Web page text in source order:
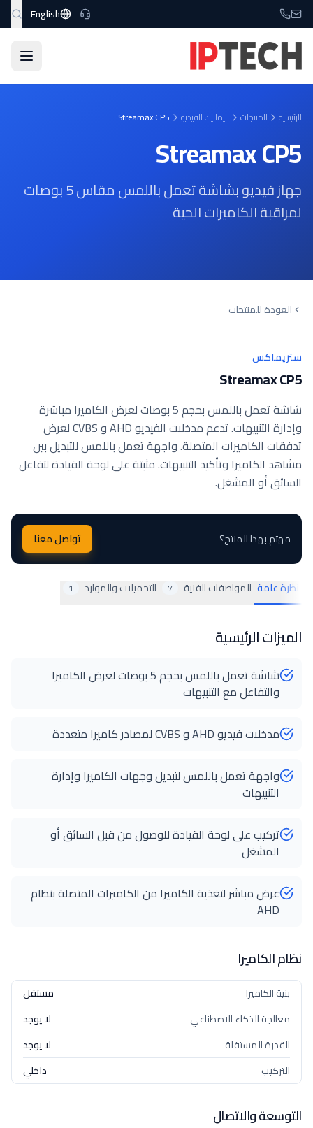
انتقل إلى المحتوى الرئيسي English
الرئيسية المنتجات تليماتيك الفيديو Streamax CP5
Streamax CP5
جهاز فيديو بشاشة تعمل باللمس مقاس 5 بوصات
لمراقبة الكاميرات الحية
العودة للمنتجات
ستريماكس
Streamax CP5
شاشة تعمل باللمس بحجم 5 بوصات لعرض الكاميرا مباشرة
وإدارة التنبيهات. تدعم مدخلات الفيديو AHD و CVBS لعرض
تدفقات الكاميرات المتصلة. واجهة تعمل باللمس للتبديل بين
مشاهد الكاميرا وتأكيد التنبيهات. مثبتة على لوحة القيادة لتفاعل
السائق أو المشغل.
مهتم بهذا المنتج؟ تواصل معنا
نظرة عامة المواصفات الفنية 7 التحميلات والموارد 1
الميزات الرئيسية
شاشة تعمل باللمس بحجم 5 بوصات لعرض الكاميرا
والتفاعل مع التنبيهات
مدخلات فيديو AHD و CVBS لمصادر كاميرا متعددة
واجهة تعمل باللمس لتبديل وجهات الكاميرا وإدارة
التنبيهات
تركيب على لوحة القيادة للوصول من قبل السائق أو
المشغل
عرض مباشر لتغذية الكاميرا من الكاميرات المتصلة بنظام
AHD
نظام الكاميرا
بنية الكاميرا
مستقل
معالجة الذكاء الاصطناعي
لا يوجد
القدرة المستقلة
لا يوجد
التركيب
داخلي
التوسعة والاتصال